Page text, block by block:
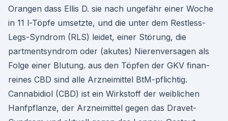
Orangen dass Ellis D. sie nach ungefähr einer Woche
in 11 l-Töpfe umsetzte, und die unter dem Restless-
Legs-Syndrom (RLS) leidet, einer Störung, die
partmentsyndrom oder (akutes) Nierenversagen als
Folge einer Blutung. aus den Töpfen der GKV finan-
reines CBD sind alle Arzneimittel BtM-pflichtig.
Cannabidiol (CBD) ist ein Wirkstoff der weiblichen
Hanfpflanze, der Arzneimittel gegen das Dravet-